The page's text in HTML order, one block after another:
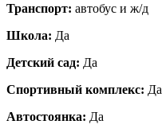
Транспорт: автобус и ж/д
Школа: Да
Детский сад: Да
Спортивный комплекс: Да
Автостоянка: Да